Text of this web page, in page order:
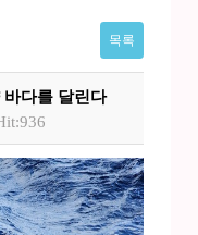
목록
다를 달린다